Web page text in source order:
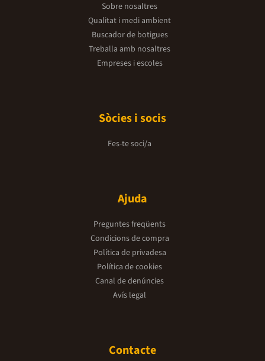
Sobre nosaltres
Qualitat i medi ambient
Buscador de botigues
Treballa amb nosaltres
Empreses i escoles
Sòcies i socis
Fes-te soci/a
Ajuda
Preguntes freqüents
Condicions de compra
Política de privadesa
Política de cookies
Canal de denúncies
Avís legal
Contacte